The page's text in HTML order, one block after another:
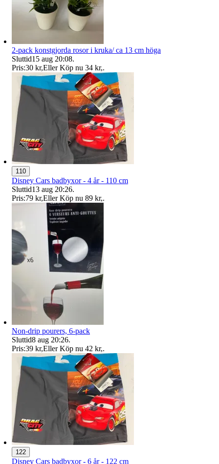
2-pack konstgjorda rosor i kruka/ ca 13 cm höga
Sluttid15 aug 20:08.
Pris:30 kr,Eller Köp nu 34 kr,.
110
Disney Cars badbyxor - 4 år - 110 cm
Sluttid13 aug 20:26.
Pris:79 kr,Eller Köp nu 89 kr,.
Non-drip pourers, 6-pack
Sluttid8 aug 20:26.
Pris:39 kr,Eller Köp nu 42 kr,.
122
Disney Cars badbyxor - 6 år - 122 cm